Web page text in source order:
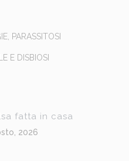
PARASSITOSI
E DISBIOSI
fatta in casa
2026